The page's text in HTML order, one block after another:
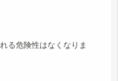
る危険性はなくなりま